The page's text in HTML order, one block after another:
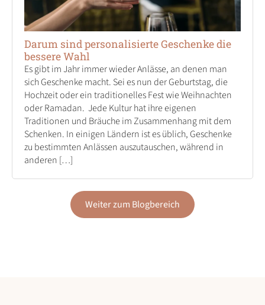
Darum sind personalisierte Geschenke die
bessere Wahl
Es gibt im Jahr immer wieder Anlässe, an denen man
sich Geschenke macht. Sei es nun der Geburtstag, die
Hochzeit oder ein traditionelles Fest wie Weihnachten
oder Ramadan. Jede Kultur hat ihre eigenen
Traditionen und Bräuche im Zusammenhang mit dem
Schenken. In einigen Ländern ist es üblich, Geschenke
zu bestimmten Anlässen auszutauschen, während in
anderen […]
Weiter zum Blogbereich